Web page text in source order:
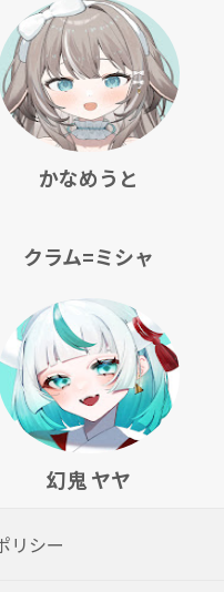
かなめうと
クラム=ミシャ
幻鬼 ヤヤ
リシー